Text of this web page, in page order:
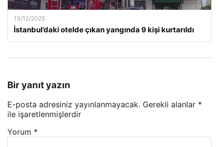
13/12/2025
İstanbul’daki otelde çıkan yangında 9 kişi kurtarıldı
Bir yanıt yazın
E-posta adresiniz yayınlanmayacak. Gerekli alanlar *
ile işaretlenmişlerdir
Yorum *